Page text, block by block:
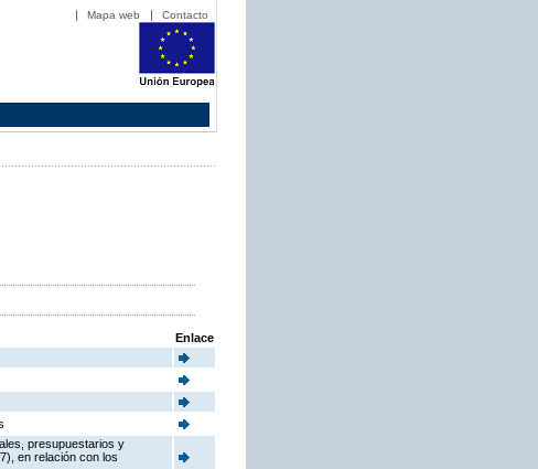
Mapa web Contacto
Enlace
presupuestarios y
en relación con los